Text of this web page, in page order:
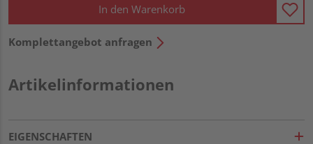
In den Warenkorb
Komplettangebot anfragen
Artikelinformationen
EIGENSCHAFTEN